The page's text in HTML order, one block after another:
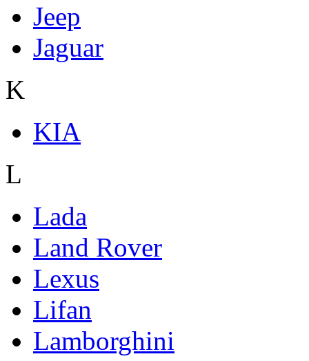
Jeep
Jaguar
K
KIA
L
Lada
Land Rover
Lexus
Lifan
Lamborghini